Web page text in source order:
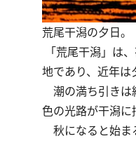
荒尾干潟の夕日。
「荒尾干潟」は
地であり、近年は
潮の満ち引きは
色の光路が干潟に
秋になると始ま